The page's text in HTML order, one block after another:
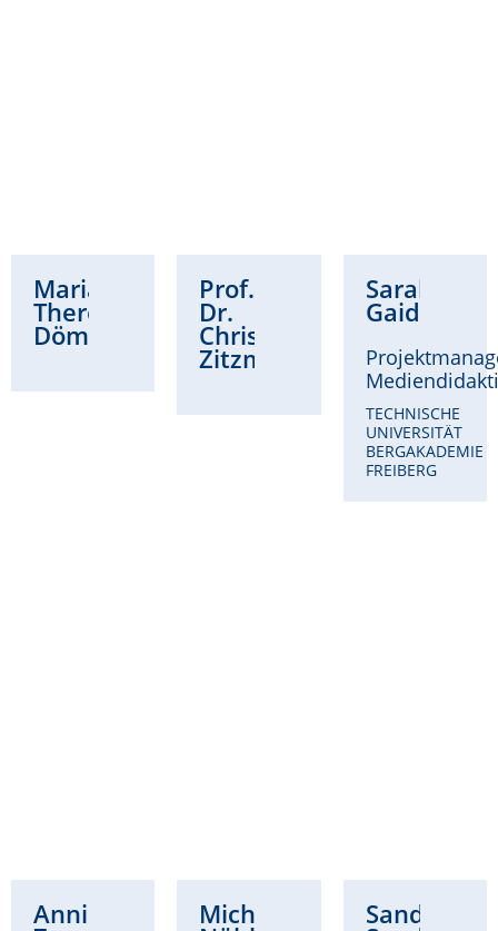
Maria
Theresa
Dömling
Prof.
Dr.
Christina
Zitzmann
Sarah
Gaidzik
TECHNISCHE
UNIVERSITÄT
BERGAKADEMIE
FREIBERG
Annikka Michaela Sandra